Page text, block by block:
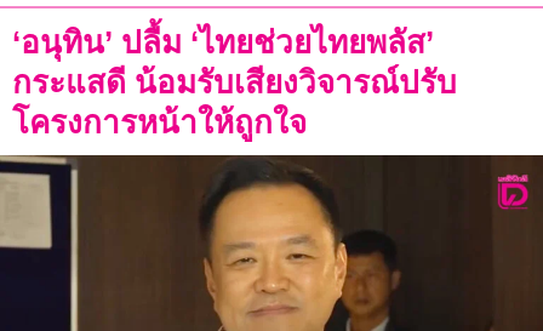
‘อนุทิน’ ปลื้ม ‘ไทยช่วยไทยพลัส’
กระแสดี น้อมรับเสียงวิจารณ์ปรับ
โครงการหน้าให้ถูกใจ